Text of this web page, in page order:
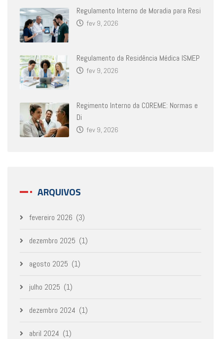
Regulamento Interno de Moradia para Resi
fev 9, 2026
Regulamento da Residência Médica ISMEP
fev 9, 2026
Regimento Interno da COREME: Normas e
Di
fev 9, 2026
ARQUIVOS
fevereiro 2026 (3)
dezembro 2025 (1)
agosto 2025 (1)
julho 2025 (1)
dezembro 2024 (1)
abril 2024 (1)